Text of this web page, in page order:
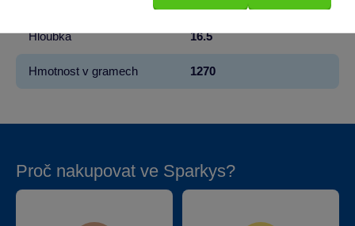
Hloubka 16.5
Hmotnost v gramech 1270
Proč nakupovat ve Sparkys?